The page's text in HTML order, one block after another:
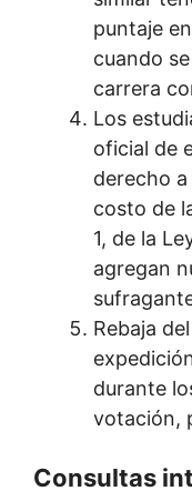
puntaje
cuando
carrera
Los
oficial de
derecho a
costo de
1, de la
agregan
Rebaja
durante
votación,
Consultas